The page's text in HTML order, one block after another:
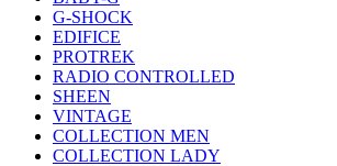
G-SHOCK
EDIFICE
PROTREK
RADIO CONTROLLED
SHEEN
VINTAGE
COLLECTION MEN
COLLECTION LADY